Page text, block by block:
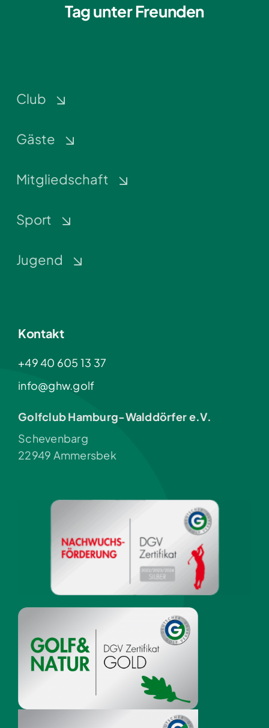
Tag unter Freunden
Club
Gäste
Mitgliedschaft
Sport
Jugend
Kontakt
+49 40 605 13 37
info@ghw.golf
Golfclub Hamburg-Walddörfer e.V.
Schevenbarg
22949 Ammersbek